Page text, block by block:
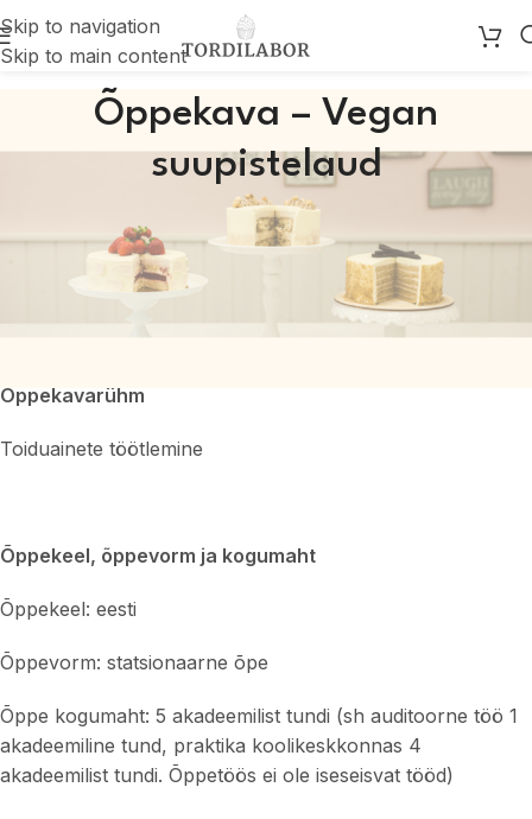
Skip to navigation
Skip to main content
Õppekava – Vegan
suupistelaud
Vegan suupistelaud – täistaimsete soolaste suupistete
valmistamine ja serveerimine
Õppekavarühm
Toiduainete töötlemine
Õppekeel, õppevorm ja kogumaht
Õppekeel: eesti
Õppevorm: statsionaarne õpe
Õppe kogumaht: 5 akadeemilist tundi (sh auditoorne töö 1
akadeemiline tund, praktika koolikeskkonnas 4
akadeemilist tundi. Õppetöös ei ole iseseisvat tööd)